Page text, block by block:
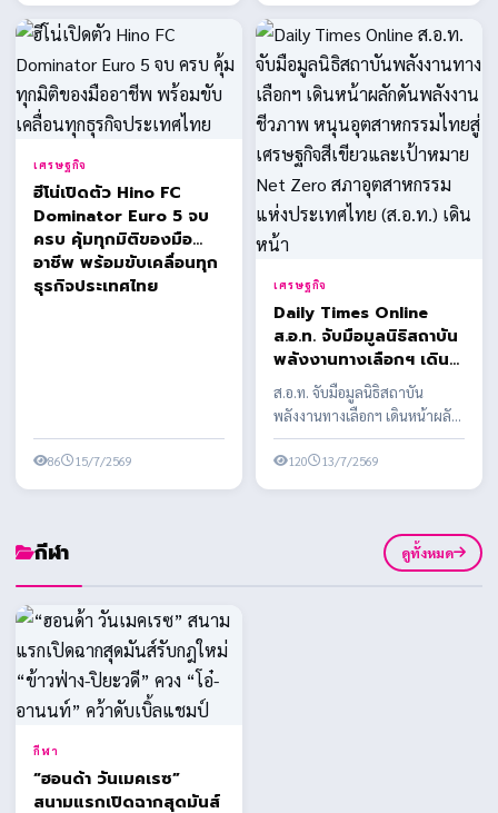
เศรษฐกิจ
ฮีโน่เปิดตัว Hino FC
Dominator Euro 5 จบ
ครบ คุ้มทุกมิติของมือ
อาชีพ พร้อมขับเคลื่อนทุก
ธุรกิจประเทศไทย
86 15/7/2569
เศรษฐกิจ
Daily Times Online
ส.อ.ท. จับมือมูลนิธิสถาบัน
พลังงานทางเลือกฯ เดิน
หน้าผลักดันพลังงาน
ชีวภาพ หนุนอุตสาหกรรม
ไทยสู่เศรษฐกิจสีเขียวและ
เป้าหมาย Net Zero สภา
ส.อ.ท. จับมือมูลนิธิสถาบัน
พลังงานทางเลือกฯ เดินหน้าผลัก
ดันพลังงานชีวภาพ หนุน
อุตสาหกรรมไทยสู่เศรษฐ...
120 13/7/2569
กีฬา ดูทั้งหมด
กีฬา
“ฮอนด้า วันเมคเรซ”
สนามแรกเปิดฉากสุดมันส์